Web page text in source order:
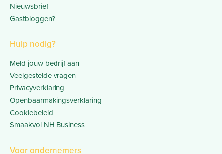
Nieuwsbrief
Gastbloggen?
Hulp nodig?
Meld jouw bedrijf aan
Veelgestelde vragen
Privacyverklaring
Openbaarmakingsverklaring
Cookiebeleid
Smaakvol NH Business
Voor ondernemers